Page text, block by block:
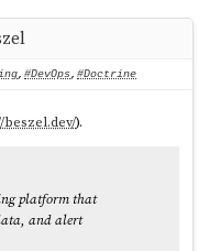
, #DevOps, #Doctrine
beszel.dev/).
platform that
and alert